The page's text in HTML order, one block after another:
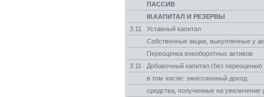
ПАССИВ
III.КАПИТАЛ И РЕЗЕРВЫ
3.11
Уставный капитал
Собственные акции, выкупленные у
Переоценка внеоборотных активов
3.11
Добавочный капитал (без переоценки)
в том числе: эмиссионный доход
средства, полученные на увеличение